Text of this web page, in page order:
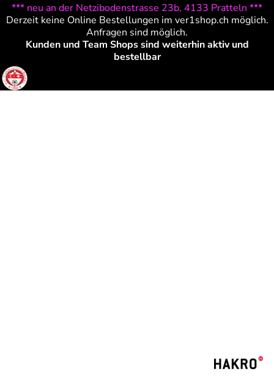
*** neu an der Netzibodenstrasse 23b, 4133 Pratteln ***
Derzeit keine Online Bestellungen im ver1shop.ch möglich.
Anfragen sind möglich.
Kunden und Team Shops sind weiterhin aktiv und
bestellbar